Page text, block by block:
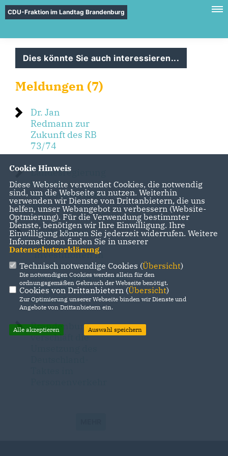
CDU-Fraktion im Landtag Brandenburg
Dies könnte Sie auch interessieren...
Meldungen (7)
Dr. Jan
Redmann zur
Zukunft des RB
73/74
Landesregierung
bestellt
Regionalverkehr
ab
Nicole Walter-
Mundt:
"Investitionen in
Straßenbau sind
Zukunftsperspektiven
für unsere
Heimat"
Brandenburg
verschläft die
Cookie Hinweis
Diese Webseite verwendet Cookies, die notwendig
sind, um die Webseite zu nutzen. Weiterhin
verwenden wir Dienste von Drittanbietern, die uns
helfen, unser Webangebot zu verbessern (Website-
Optmierung). Für die Verwendung bestimmter
Dienste, benötigen wir Ihre Einwilligung. Ihre
Einwilligung können Sie jederzeit widerrufen. Weitere
Informationen finden Sie in unserer
Datenschutzerklärung.
Technisch notwendige Cookies (Übersicht)
Die notwendigen Cookies werden allein für den
ordnungsgemäßen Gebrauch der Webseite benötigt.
Cookies von Drittanbietern (Übersicht)
Zur Optimierung unserer Webseite binden wir Dienste und
Angebote von Drittanbietern ein.
Alle akzeptieren Auswahl speichern